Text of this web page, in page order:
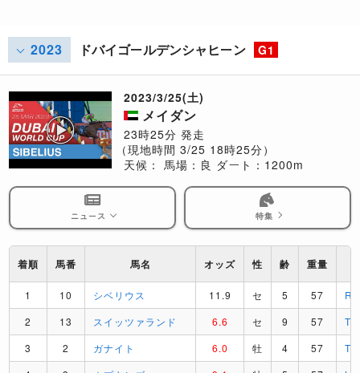
2023 ドバイゴールデンシャヒーン G1
2023/3/25(土)
メイダン
23時25分 発走
（現地時間 3/25 18時25分）
天候： 馬場：良 ダート：1200m
ニュース 特集
着順 馬番 馬名 オッズ 性 齢 重量
1 10 シベリウス 11.9 セ 5 57
R
2
13 スイッツァランド 6.6 セ 9 57
T
3
2 ガナイト 6.0 牡 4 57
T